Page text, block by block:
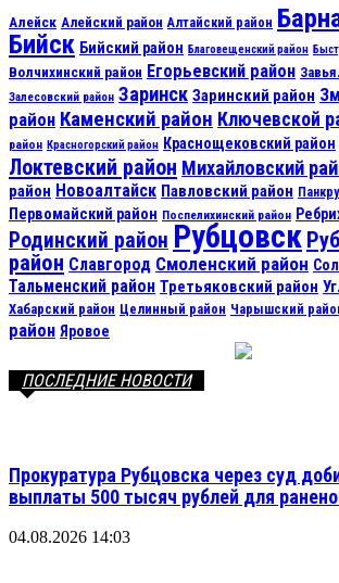
Алейск Алейский район Алтайский район
Бийск Бийский район Благовещенский район
Волчихинский район Егорьевский район
Залесовский район Заринск Заринский район
район Каменский район Ключевской
район Красногорский район Краснощековский район
Локтевский район Михайловский
район Новоалтайск Павловский район
Первомайский район Поспелихинский район
Родинский район Рубцовск
район Славгород Смоленский район
Тальменский район Третьяковский район
Хабарский район Целинный район Чарышский
район Яровое
ПОСЛЕДНИЕ НОВОСТИ
Прокуратура Рубцовска через суд
выплаты 500 тысяч рублей для
04.08.2026 14:03